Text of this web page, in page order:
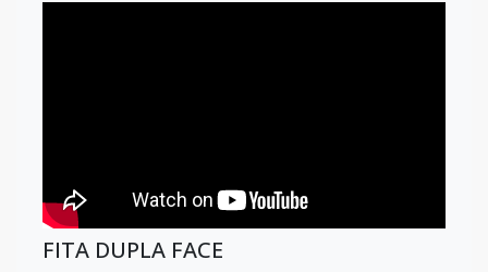
FITA DUPLA FACE